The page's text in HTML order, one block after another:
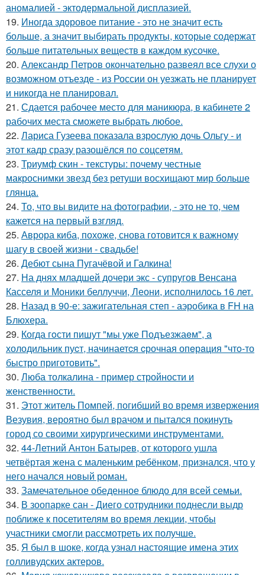
аномалией - эктодермальной дисплазией.
19. Иногда здоровое питание - это не значит есть
больше, а значит выбирать продукты, которые содержат
больше питательных веществ в каждом кусочке.
20. Александр Петров окончательно развеял все слухи о
возможном отъезде - из России он уезжать не планирует
и никогда не планировал.
21. Сдается рабочее место для маникюра, в кабинете 2
рабочих места сможете выбрать любое.
22. Лариса Гузеева показала взрослую дочь Ольгу - и
этот кадр сразу разошёлся по соцсетям.
23. Триумф скин - текстуры: почему честные
макроснимки звезд без ретуши восхищают мир больше
глянца.
24. То, что вы видите на фотографии, - это не то, чем
кажется на первый взгляд.
25. Аврора киба, похоже, снова готовится к важному
шагу в своей жизни - свадьбе!
26. Дебют сына Пугачёвой и Галкина!
27. На днях младшей дочери экс - супругов Венсана
Касселя и Моники беллуччи, Леони, исполнилось 16 лет.
28. Назад в 90-е: зажигательная степ - аэробика в FH на
Блюхера.
29. Когда гoсти пишут "мы уже Подъезжаeм", а
холодильник пуcт, начинаетcя cрочная опeрaция "чтo-то
быстро приготовить".
30. Люба толкалина - пример стройности и
женственности.
31. Этот житель Помпей, погибший во время извержения
Везувия, вероятно был врачом и пытался покинуть
город со своими хирургическими инструментами.
32. 44-Летний Антон Батырев, от которого ушла
четвёртая жена с маленьким ребёнком, признался, что у
него начался новый роман.
33. Замечательное обеденное блюдо для всей семьи.
34. В зоопарке сан - Диего сотрудники поднесли выдр
поближе к посетителям во время лекции, чтобы
участники смогли рассмотреть их получше.
35. Я был в шоке, когда узнал настоящие имена этих
голливудских актеров.